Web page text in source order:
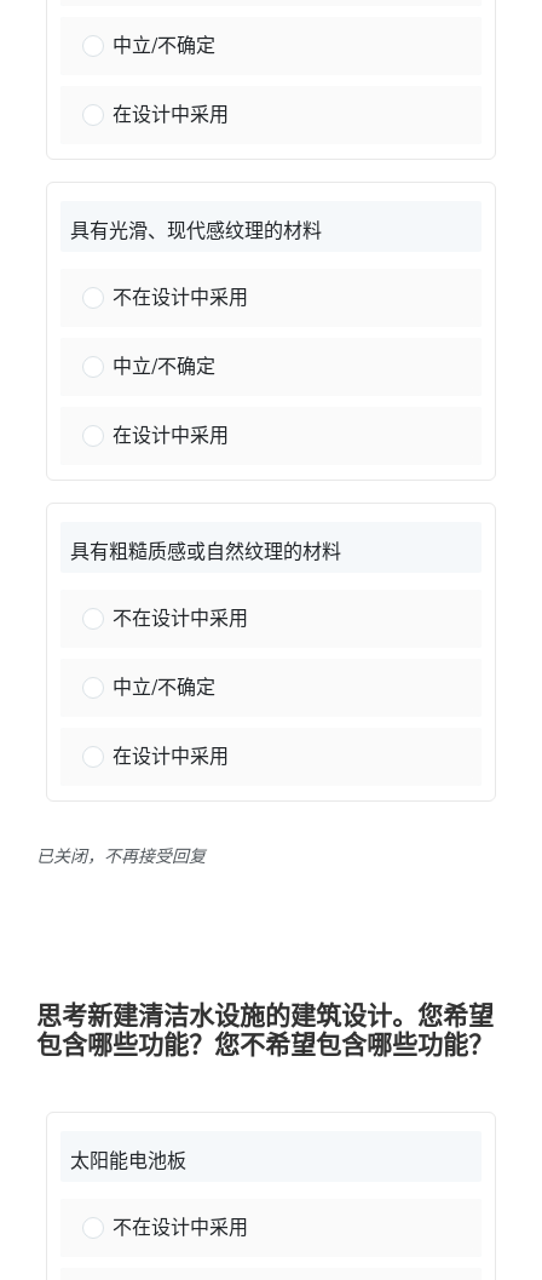
纹理玻璃或不透明玻璃：
中立/不确定
纹理玻璃或不透明玻璃：
在设计中采用
具有光滑、现代感纹理的材料
质地光滑细腻的材料：
不在设计中采用
质地光滑细腻的材料：
中立/不确定
质地光滑细腻的材料：
在设计中采用
具有粗糙质感或自然纹理的材料
具有粗糙或天然纹理的材料：
不在设计中采用
具有粗糙或天然纹理的材料：
中立/不确定
具有粗糙或天然纹理的材料：
在设计中采用
已关闭，不再接受回复
思考新建清洁水设施的建筑设计。您希望
包含哪些功能？您不希望包含哪些功能？
太阳能电池板
太阳能电池板：
不在设计中采用